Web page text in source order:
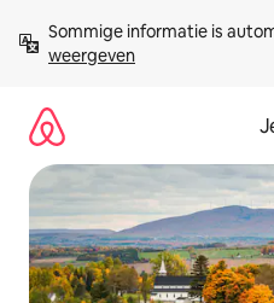
direct
naar
Sommige informatie is
weergeven